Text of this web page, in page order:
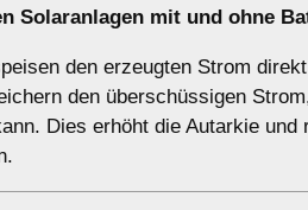
Solaranlagen mit und ohne
den erzeugten Strom
den überschüssigen
Dies erhöht die Autarkie